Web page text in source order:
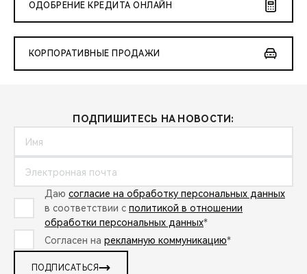
ОДОБРЕНИЕ КРЕДИТА ОНЛАЙН
КОРПОРАТИВНЫЕ ПРОДАЖИ
ПОДПИШИТЕСЬ НА НОВОСТИ:
Даю согласие на обработку персональных данных
в соответствии с политикой в отношении
обработки персональных данных*
Согласен на рекламную коммуникацию*
ПОДПИСАТЬСЯ